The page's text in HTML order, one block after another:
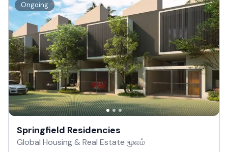
Ongoing
Springfield Residencies
Global Housing & Real Estate மூலம்